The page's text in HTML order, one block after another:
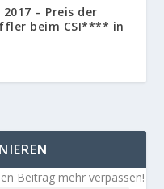
– Preis der
beim CSI**** in
Beitrag mehr verpassen!